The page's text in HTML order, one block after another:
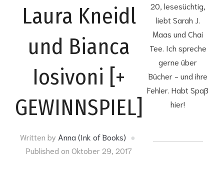
Laura Kneidl
und Bianca
Iosivoni [+
GEWINNSPIEL]
Written by Anna (Ink of Books)
Published on Oktober 29, 2017
20, lesesüchtig,
liebt Sarah J.
Maas und Chai
Tee. Ich spreche
gerne über
Bücher - und ihre
Fehler. Habt Spaß
hier!